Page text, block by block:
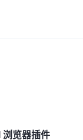
浏览器插件